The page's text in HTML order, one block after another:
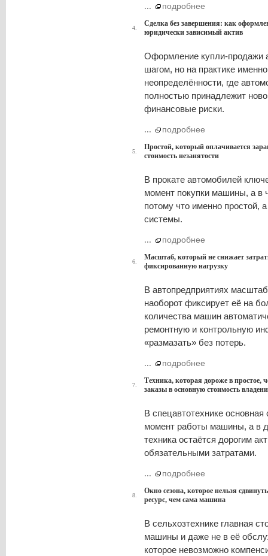
... подробнее
4.
Сделка без завершения: как
юридически зависимый актив
Оформление купли-продажи
шагом, но на практике
неопределённости, где
полностью принадлежит
финансовые риски.
... подробнее
5.
Простой, который оплачивается
стоимость незанятости
В прокате автомобилей
момент покупки машины, а в
потому что именно простой,
системы.
... подробнее
6.
Масштаб, который не снижает
фиксированную нагрузку
В автопредприятиях
наоборот фиксирует её на
количества машин
ремонтную и контрольную
«размазать» без потерь.
... подробнее
7.
Техника, которая дороже в простое,
заказы в основную стоимость
В спецавтотехнике
момент работы машины, а в
техника остаётся дорогим
обязательными затратами.
... подробнее
8.
Окно сезона, которое нельзя
ресурс, чем сама машина
В сельхозтехнике главная
машины и даже не в её
которое невозможно